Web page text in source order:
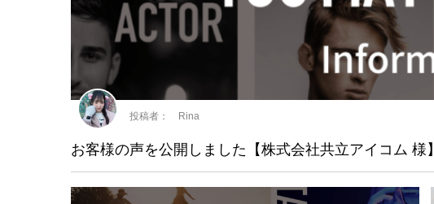
お客様の声を公開しました【株式会社共立アイコム 様】
投稿者： Rina